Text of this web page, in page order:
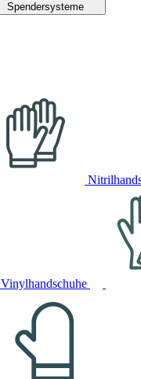
Spendersysteme
Vinylhandschuhe